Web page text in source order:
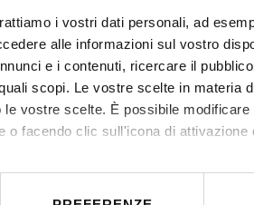
i vostri dati personali, ad
alle informazioni sul vostro
e i contenuti, ricercare il
scopi. Le vostre scelte in materia
le vostre scelte. È possibile
o facendo clic sull'icona di attivazione
anche:
tua posizione geografica, con